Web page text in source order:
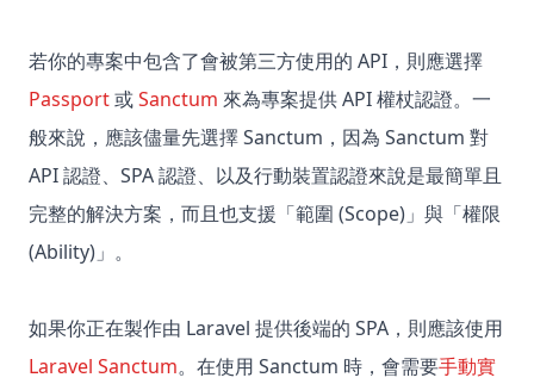
若你的專案中包含了會被第三方使用的 API，則應選擇
Passport或Sanctum 來為專案提供 API 權杖認證。一
般來說，應該儘量先選擇 Sanctum，因為 Sanctum 對
API 認證、SPA 認證、以及行動裝置認證來說是最簡單且
完整的解決方案，而且也支援「範圍 (Scope)」與「權限
(Ability)」。
如果你正在製作由 Laravel 提供後端的 SPA，則應該使用
Laravel Sanctum。在使用 Sanctum 時，會需要手動實